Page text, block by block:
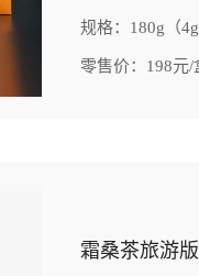
规格：180g（
零售价：198元/
霜桑茶旅游